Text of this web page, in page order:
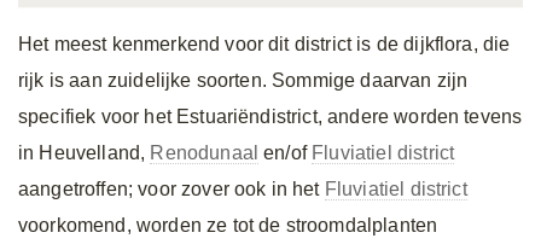
Het meest kenmerkend voor dit district is de dijkflora, die
rijk is aan zuidelijke soorten. Sommige daarvan zijn
specifiek voor het Estuariëndistrict, andere worden tevens
in Heuvelland, Renodunaal en/of Fluviatiel district
aangetroffen; voor zover ook in het Fluviatiel district
voorkomend, worden ze tot de stroomdalplanten